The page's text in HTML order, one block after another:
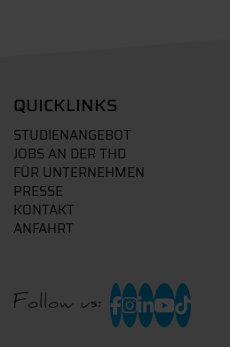
QUICKLINKS
STUDIENANGEBOT
JOBS AN DER THD
FÜR UNTERNEHMEN
PRESSE
KONTAKT
ANFAHRT
Follow us: